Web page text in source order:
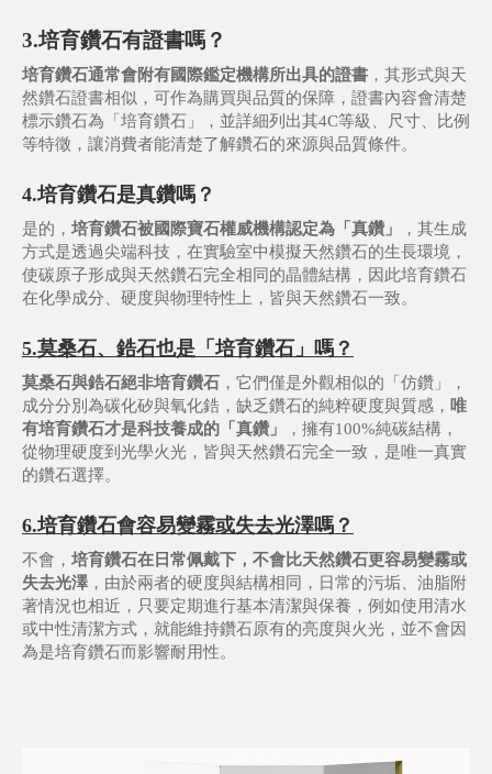
3.培育鑽石有證書嗎？
培育鑽石通常會附有國際鑑定機構所出具的證書 ，其形式與天
然鑽石證書相似，可作為購買與品質的保障，證書內容會清楚
標示鑽石為「培育鑽石」，並詳細列出其4C等級、尺寸、比例
等特徵，讓消費者能清楚了解鑽石的來源與品質條件。
4.培育鑽石是真鑽嗎？
是的， 培育鑽石被國際寶石權威機構認定為「真鑽」
，其生成
方式是透過尖端科技，在實驗室中模擬天然鑽石的生長環境，
使碳原子形成與天然鑽石完全相同的晶體結構，因此培育鑽石
在化學成分、硬度與物理特性上，皆與天然鑽石一致。
5.莫桑石、鋯石也是「培育鑽石」嗎？
莫桑石與鋯石絕非培育鑽石 ，它們僅是外觀相似的「仿鑽」，
成分分別為碳化矽與氧化鋯，缺乏鑽石的純粹硬度與質感， 唯
有培育鑽石才是科技養成的「真鑽」
，擁有100%純碳結構，
從物理硬度到光學火光，皆與天然鑽石完全一致，是唯一真實
的鑽石選擇。
6.培育鑽石會容易變霧或失去光澤嗎？
不會， 培育鑽石在日常佩戴下，不會比天然鑽石更容易變霧或
失去光澤 ，由於兩者的硬度與結構相同，日常的污垢、油脂附
著情況也相近，只要定期進行基本清潔與保養，例如使用清水
或中性清潔方式，就能維持鑽石原有的亮度與火光，並不會因
為是培育鑽石而影響耐用性。